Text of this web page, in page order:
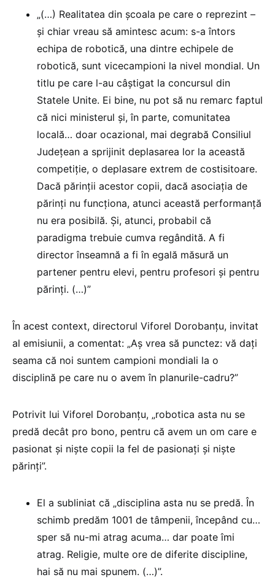
„(…) Realitatea din școala pe care o reprezint –
și chiar vreau să amintesc acum: s-a întors
echipa de robotică, una dintre echipele de
robotică, sunt vicecampioni la nivel mondial. Un
titlu pe care l-au câștigat la concursul din
Statele Unite. Ei bine, nu pot să nu remarc faptul
că nici ministerul și, în parte, comunitatea
locală… doar ocazional, mai degrabă Consiliul
Județean a sprijinit deplasarea lor la această
competiție, o deplasare extrem de costisitoare.
Dacă părinții acestor copii, dacă asociația de
părinți nu funcționa, atunci această performanță
nu era posibilă. Și, atunci, probabil că
paradigma trebuie cumva regândită. A fi
director înseamnă a fi în egală măsură un
partener pentru elevi, pentru profesori și pentru
părinți. (…)”
În acest context, directorul Viforel Dorobanțu, invitat
al emisiunii, a comentat: „Aș vrea să punctez: vă dați
seama că noi suntem campioni mondiali la o
disciplină pe care nu o avem în planurile-cadru?”
Potrivit lui Viforel Dorobanțu, „robotica asta nu se
predă decât pro bono, pentru că avem un om care e
pasionat și niște copii la fel de pasionați și niște
părinți”.
El a subliniat că „disciplina asta nu se predă. În
schimb predăm 1001 de tâmpenii, începând cu…
sper să nu-mi atrag acuma… dar poate îmi
atrag. Religie, multe ore de diferite discipline,
hai să nu mai spunem. (…)”.